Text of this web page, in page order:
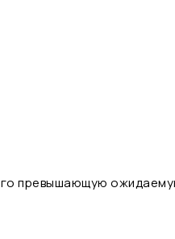
превышающую